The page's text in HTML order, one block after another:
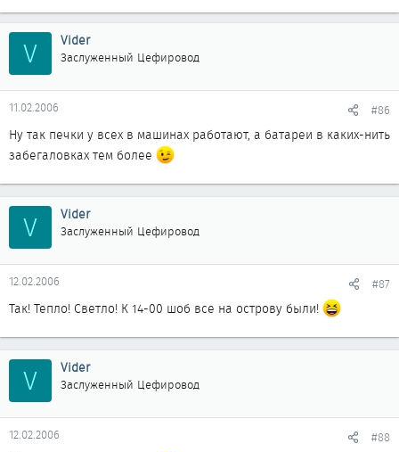
V Vider
Заслуженный Цефировод
11.02.2006 #86
Ну так печки у всех в машинах работают, а батареи в каких-нить
забегаловках тем более
V Vider
Заслуженный Цефировод
12.02.2006 #87
Так! Тепло! Светло! К 14-00 шоб все на острову были!
V Vider
Заслуженный Цефировод
12.02.2006 #88